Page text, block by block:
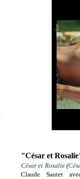
"César et
César et Rosalie(
Claude Sautet